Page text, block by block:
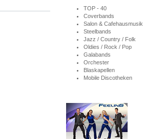
TOP - 40
Coverbands
Salon & Cafehausmusik
Steelbands
Jazz / Country / Folk
Oldies / Rock / Pop
Galabands
Orchester
Blaskapellen
Mobile Discotheken